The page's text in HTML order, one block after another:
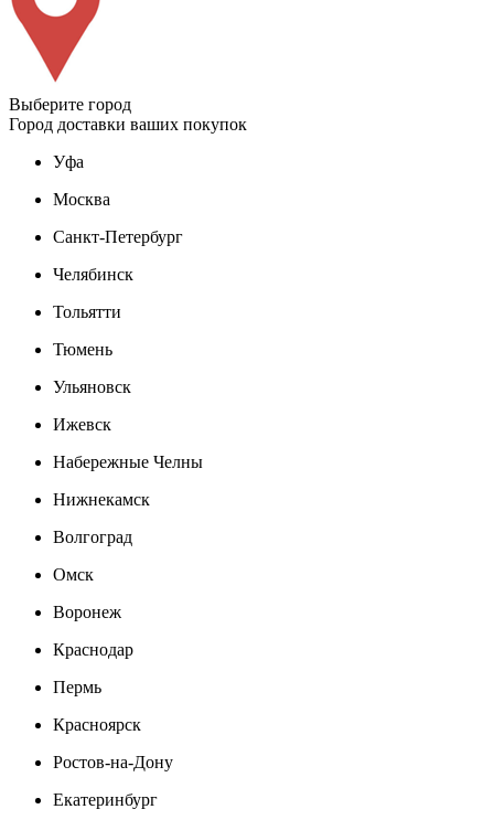
Выберите город
Город доставки ваших покупок
Уфа
Москва
Санкт-Петербург
Челябинск
Тольятти
Тюмень
Ульяновск
Ижевск
Набережные Челны
Нижнекамск
Волгоград
Омск
Воронеж
Краснодар
Пермь
Красноярск
Ростов-на-Дону
Екатеринбург